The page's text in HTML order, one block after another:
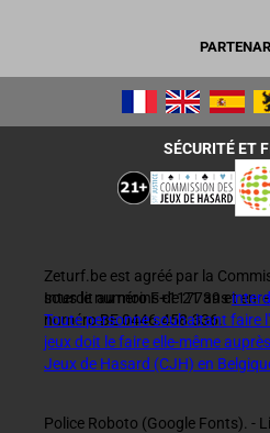
SÉCURITÉ ET
Zeturf.be est agréé par la
sous le numéro F+117739 et
numéro BE 0446.458.336.
Interdit au moins de 21 ans
Toute personne souhaitant faire
jeux doit le faire elle-même
Jeux de Hasard (CJH) en
Police Roboto (Google Fonts). -